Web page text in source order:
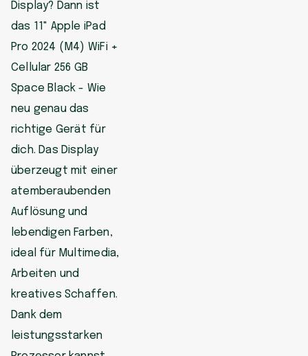
Display? Dann ist
das 11" Apple iPad
Pro 2024 (M4) WiFi +
Cellular 256 GB
Space Black - Wie
neu genau das
richtige Gerät für
dich. Das Display
überzeugt mit einer
atemberaubenden
Auflösung und
lebendigen Farben,
ideal für Multimedia,
Arbeiten und
kreatives Schaffen.
Dank dem
leistungsstarken